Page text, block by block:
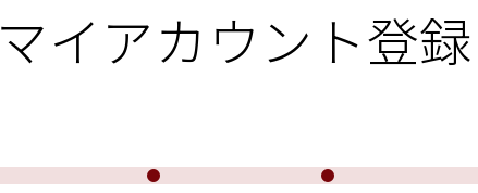
マイアカウント登録